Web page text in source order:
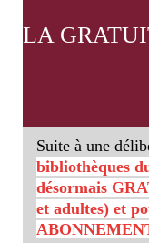
Suite à une
bibliothèques
désormais
et adultes) et